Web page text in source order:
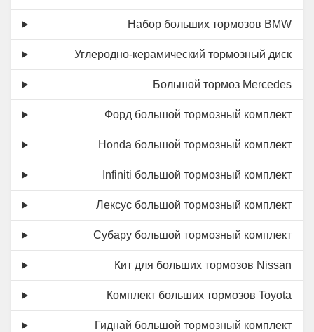
Набор больших тормозов BMW
Углеродно-керамический тормозный диск
Большой тормоз Mercedes
Форд большой тормозный комплект
Honda большой тормозный комплект
Infiniti большой тормозный комплект
Лексус большой тормозный комплект
Субару большой тормозный комплект
Кит для больших тормозов Nissan
Комплект больших тормозов Toyota
Гиднай большой тормозный комплект